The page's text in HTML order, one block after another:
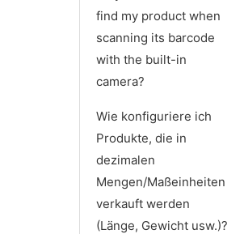
find my product when
scanning its barcode
with the built-in
camera?
Wie konfiguriere ich
Produkte, die in
dezimalen
Mengen/Maßeinheiten
verkauft werden
(Länge, Gewicht usw.)?